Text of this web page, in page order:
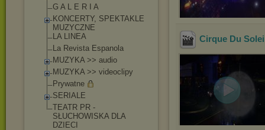
G A L E R I A
KONCERTY, SPEKTAKLE
MUZYCZNE
LA LINEA
La Revista Espanola
MUZYKA >> audio
MUZYKA >> videoclipy
Prywatne
SERIALE
TEATR PR -
SŁUCHOWISKA DLA
DZIECI
Cirque Du